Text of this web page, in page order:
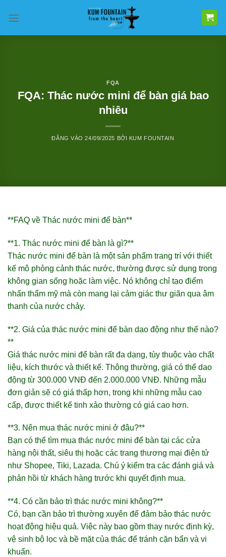
qua
FQA
FQA: Thác nước mini để bàn giá bao
nhiêu
ĐĂNG VÀO24/09/2025 BỞI KUM FOUNTAIN
**FAQ về Thác nước mini để bàn**
**1. Thác nước mini để bàn là gì?**
Thác nước mini để bàn là một sản phẩm trang trí với thiết
kế mô phỏng cảnh thác nước, thường được sử dụng trong
không gian sống hoặc làm việc. Nó không chỉ tạo điểm
nhấn thẩm mỹ mà còn mang lại cảm giác thư giãn qua âm
thanh của nước chảy.
**2. Giá của thác nước mini để bàn dao động như thế nào?
**
Giá thác nước mini để bàn rất đa dạng, tùy thuộc vào chất
liệu, kích thước và thiết kế. Thông thường, giá có thể dao
động từ 300.000 VNĐ đến 2.000.000 VNĐ. Những mẫu
đơn giản sẽ có giá thấp hơn, trong khi những mẫu cao
cấp, được thiết kế tinh xảo thường có giá cao hơn.
**3. Nên mua thác nước mini ở đâu?**
Bạn có thể tìm mua thác nước mini để bàn tại các cửa
hàng nội thất, siêu thị hoặc các trang thương mại điện tử
như Shopee, Tiki, Lazada. Chú ý kiểm tra các đánh giá và
phản hồi từ khách hàng trước khi quyết định mua.
**4. Có cần bảo trì thác nước mini không?**
Có, bạn cần bảo trì thường xuyên để đảm bảo thác nước
hoạt động hiệu quả. Việc này bao gồm thay nước định kỳ,
vệ sinh bộ lọc và bề mặt của thác để tránh cặn bẩn và vi
khuẩn.